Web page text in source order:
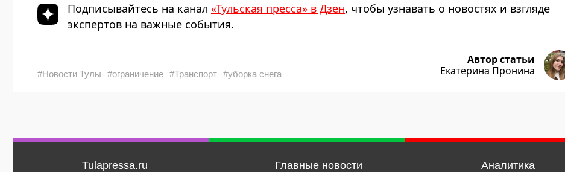
Подписывайтесь на канал «Тульская пресса» в Дзен, чтобы узнавать о новостях и взгляде
экспертов на важные события.
#Новости Тулы #ограничение #Транспорт #уборка снега
Автор статьи
Екатерина Пронина
Tulapressa.ru
Главные новости
Аналитика